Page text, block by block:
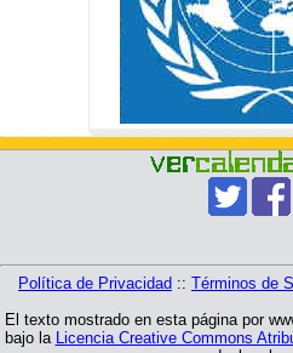
Política de Privacidad :: Términos de
El texto mostrado en esta página por
bajo la Licencia Creative Commons